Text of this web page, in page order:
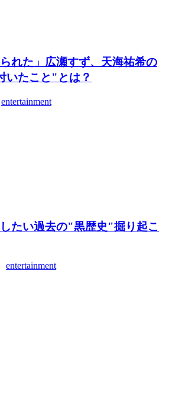
られた」広瀬すず、天海祐希の
いたこと"とは？
entertainment
たい過去の"黒歴史"掘り起こ
entertainment